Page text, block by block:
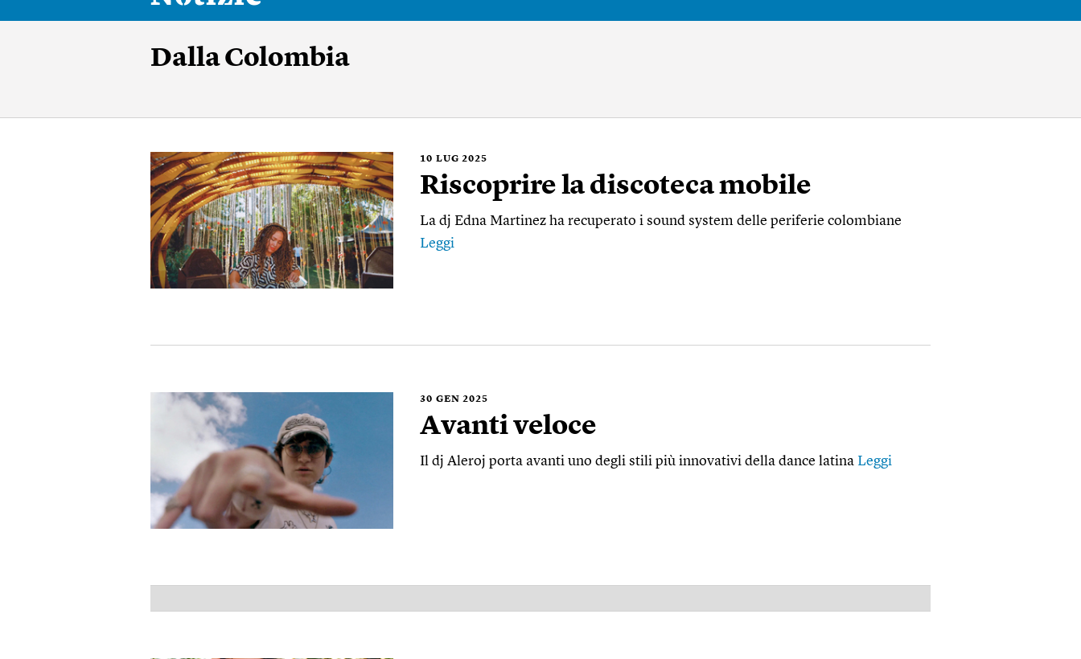
Dalla Colombia
10 LUG 2025
Riscoprire la discoteca mobile
La dj Edna Martinez ha recuperato i sound system delle periferie colombiane
Leggi
30 GEN 2025
Avanti veloce
Il dj Aleroj porta avanti uno degli stili più innovativi della dance latina Leggi